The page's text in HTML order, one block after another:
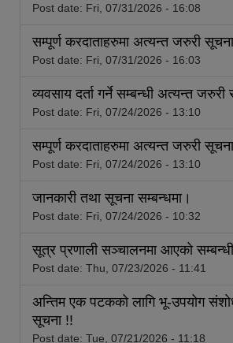
Post date: Fri, 07/31/2026 - 16:08
सम्पूर्ण करदाताहरुमा अत्यन्त जरुरी
Post date: Fri, 07/31/2026 - 16:03
व्यवसाय दर्ता गर्ने सम्बन्धी अत्यन्त जरुरी
Post date: Fri, 07/24/2026 - 13:10
सम्पूर्ण करदाताहरुमा अत्यन्त जरुरी
Post date: Fri, 07/24/2026 - 13:10
जानकारी तथा सूचना सम्बन्धमा।
Post date: Fri, 07/24/2026 - 10:32
सूत्र प्रणाली सञ्चालनमा आएको
Post date: Thu, 07/23/2026 - 11:41
अन्तिम एक पटकको लागि भू-उपयोग
सूचना !!
Post date: Tue, 07/21/2026 - 11:18